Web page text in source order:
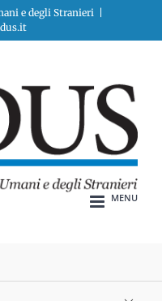
e degli Stranieri